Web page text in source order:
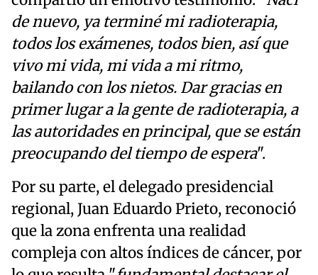
de nuevo, ya terminé mi radioterapia,
todos los exámenes, todos bien, así que
vivo mi vida, mi vida a mi ritmo,
bailando con los nietos. Dar gracias en
primer lugar a la gente de radioterapia, a
las autoridades en principal, que se están
preocupando del tiempo de espera".
Por su parte, el delegado presidencial
regional, Juan Eduardo Prieto, reconoció
que la zona enfrenta una realidad
compleja con altos índices de cáncer, por